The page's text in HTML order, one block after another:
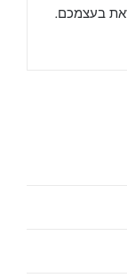
זאת בעצמכם.